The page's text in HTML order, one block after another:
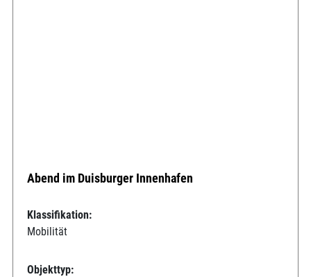
Abend im Duisburger Innenhafen
Klassifikation:
Mobilität
Objekttyp: